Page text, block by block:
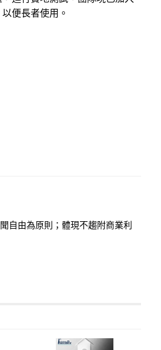
便長者使用。
自由為原則；體現不趨附商業利